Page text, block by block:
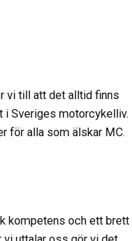
vi till att det alltid finns
i Sveriges motorcykelliv.
för alla som älskar MC.
kompetens och ett brett